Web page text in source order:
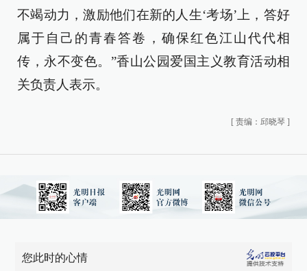
不竭动力，激励他们在新的人生‘考场’上，答好
属于自己的青春答卷，确保红色江山代代相
传，永不变色。”香山公园爱国主义教育活动相
关负责人表示。
[ 责编：邱晓琴 ]
您此时的心情